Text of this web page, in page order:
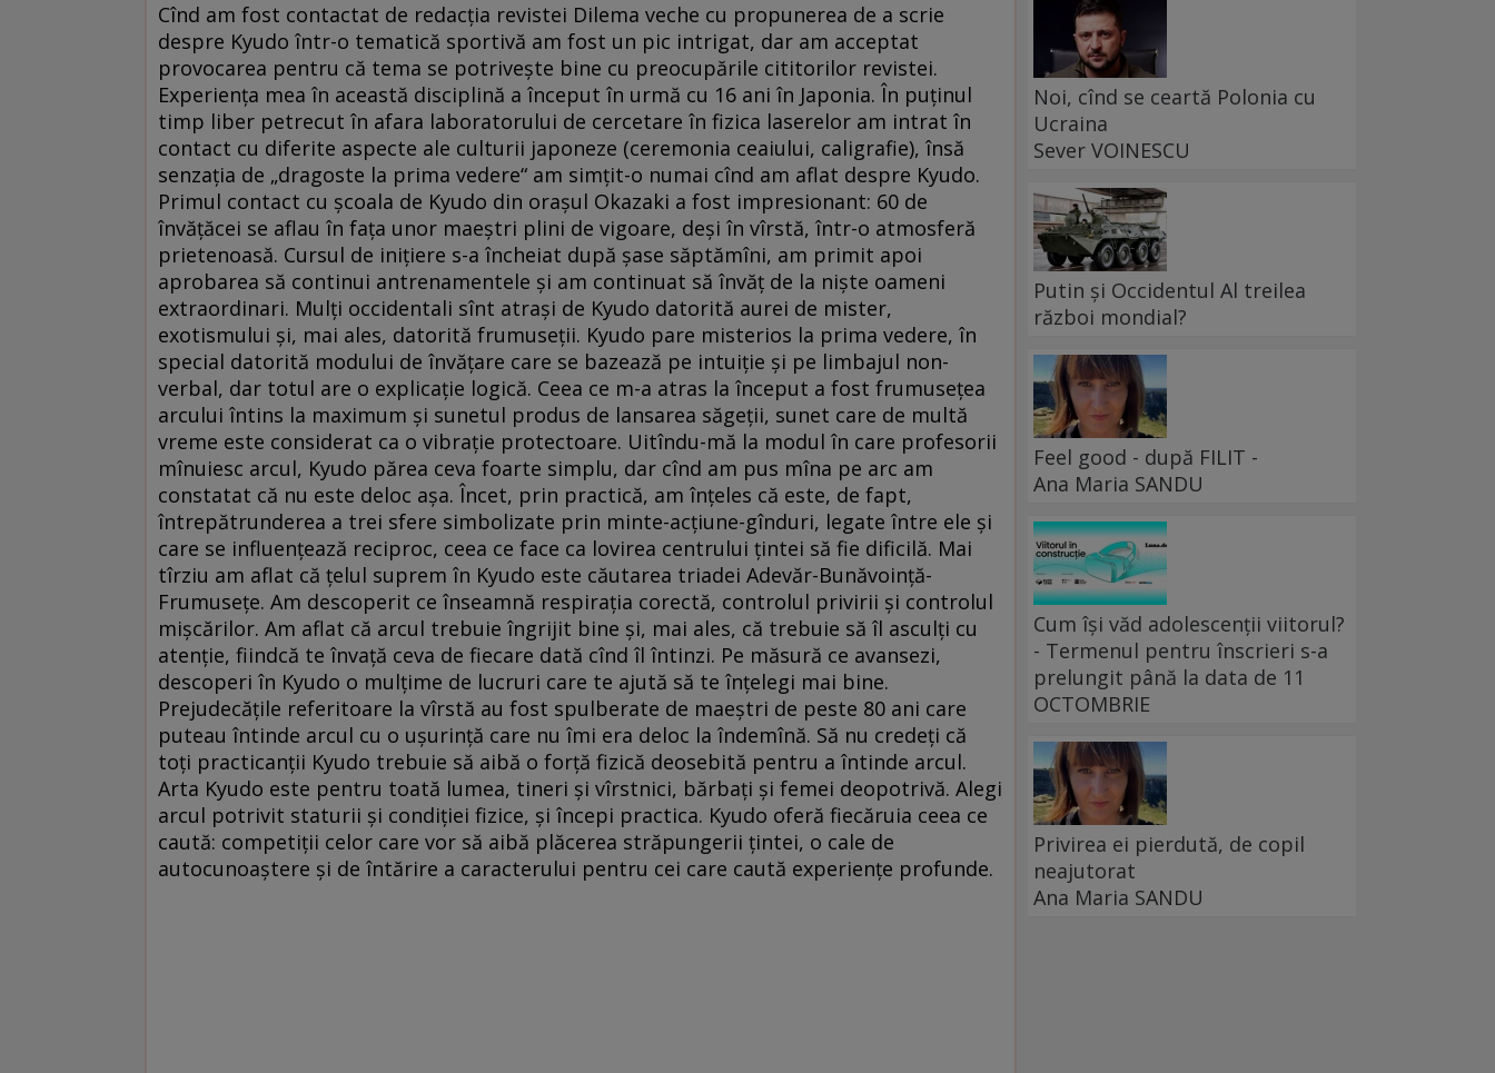
Cînd am fost contactat de redacția revistei Dilema veche cu propunerea de a scrie
despre Kyudo într-o tematică sportivă am fost un pic intrigat, dar am acceptat
provocarea pentru că tema se potrivește bine cu preocupările cititorilor revistei.
Experiența mea în această disciplină a început în urmă cu 16 ani în Japonia. În puținul
timp liber petrecut în afara laboratorului de cercetare în fizica laserelor am intrat în
contact cu diferite aspecte ale culturii japoneze (ceremonia ceaiului, caligrafie), însă
senzația de „dragoste la prima vedere“ am simțit-o numai cînd am aflat despre Kyudo.
Primul contact cu școala de Kyudo din orașul Okazaki a fost impresionant: 60 de
învățăcei se aflau în fața unor maeștri plini de vigoare, deși în vîrstă, într-o atmosferă
prietenoasă. Cursul de inițiere s-a încheiat după șase săptămîni, am primit apoi
aprobarea să continui antrenamentele și am continuat să învăț de la niște oameni
extraordinari. Mulți occidentali sînt atrași de Kyudo datorită aurei de mister,
exotismului și, mai ales, datorită frumuseții. Kyudo pare misterios la prima vedere, în
special datorită modului de învățare care se bazează pe intuiție și pe limbajul non-
verbal, dar totul are o explicație logică. Ceea ce m-a atras la început a fost frumusețea
arcului întins la maximum și sunetul produs de lansarea săgeții, sunet care de multă
vreme este considerat ca o vibrație protectoare. Ui­tîndu-mă la modul în care profesorii
mînuiesc arcul, Kyudo părea ceva foarte simplu, dar cînd am pus mîna pe arc am
constatat că nu este deloc așa. Încet, prin practică, am înțeles că este, de fapt,
întrepătrunderea a trei sfere simbolizate prin minte-acțiune-gînduri, legate între ele și
care se influențează reciproc, ceea ce face ca lovirea centrului țintei să fie dificilă. Mai
tîrziu am aflat că țelul suprem în Kyudo este căutarea triadei Adevăr-Bunăvoință-
Frumusețe. Am descoperit ce înseamnă respirația corectă, controlul privirii și controlul
mișcărilor. Am aflat că arcul trebuie îngrijit bine și, mai ales, că trebuie să îl asculți cu
atenție, fiindcă te învață ceva de fiecare dată cînd îl întinzi. Pe măsură ce avansezi,
descoperi în Kyudo o mulțime de lucruri care te ajută să te înțelegi mai bine.
Prejudecățile referitoare la vîrstă au fost spulberate de maeștri de peste 80 ani care
puteau întinde arcul cu o ușurință care nu îmi era deloc la îndemînă. Să nu credeți că
toți practicanții Kyudo trebuie să aibă o forță fizică deosebită pentru a întinde arcul.
Arta Kyudo este pentru toată lumea, tineri și vîrstnici, bărbați și femei deopotrivă. Alegi
arcul potrivit staturii și condiției fizice, și începi practica. Kyudo oferă fiecăruia ceea ce
caută: competiții celor care vor să aibă plăcerea străpungerii țintei, o cale de
autocunoaștere și de întărire a caracterului pentru cei care caută experiențe profunde.
Noi, cînd se ceartă Polonia cu
Ucraina
Sever VOINESCU
Putin și Occidentul Al treilea
război mondial?
Feel good - după FILIT -
Ana Maria SANDU
Cum își văd adolescenții viitorul?
- Termenul pentru înscrieri s-a
prelungit până la data de 11
OCTOMBRIE
Privirea ei pierdută, de copil
neajutorat
Ana Maria SANDU